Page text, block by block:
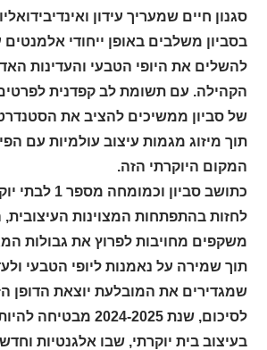
סגנון חיים שמעריך עידון
בסביון משלבים באופן ייחודי אלמנטים
להשלים את היופי הטבעי והעדינות
הקהילה. עם תשומת לב קפדנית
של סביון ממשיכים להציב את הסטנדרט
תוך מיזוג מגמות עיצוב עולמיות עם
המקום היוקרתי הזה.
כתושב סביון
לחזות בהתפתחות המצוינות העיצובית,
משקפים מחויבות לפרוץ את גבולות
תוך שמירה על נאמנות ליופי הטבעי
שמגדירים את המובלעת יוצאת הדופן
לסיכום, שנת 2024-2025
בעיצוב בית יוקרתי, שבו אלגנטיות